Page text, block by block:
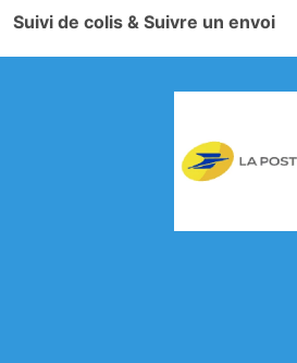
Suivi de colis & Suivre un envoi